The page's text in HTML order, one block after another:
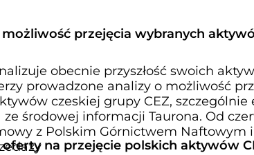
przejęcia wybranych
obecnie przyszłość swoich
prowadzone analizy o możliwość
czeskiej grupy CEZ, szczególnie
środowej informacji Taurona. Od
z Polskim Górnictwem Naftowym
oferty na przejęcie polskich aktywów